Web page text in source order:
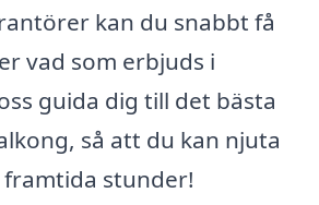
kan du snabbt få
vad som erbjuds i
guida dig till det bästa
så att du kan njuta
stunder!